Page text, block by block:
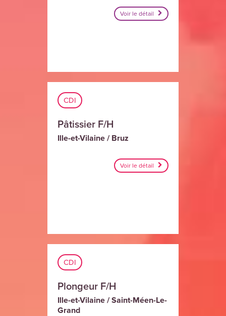
Voir le détail
CDI
Pâtissier F/H
Ille-et-Vilaine / Bruz
Voir le détail
CDI
Plongeur F/H
Ille-et-Vilaine / Saint-Méen-Le-
Grand